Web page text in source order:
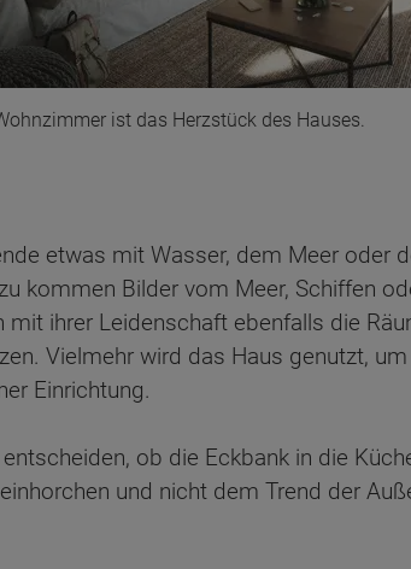
ist das Herzstück des Hauses.
etwas mit Wasser, dem Meer oder
kommen Bilder vom Meer, Schiffen
ihrer Leidenschaft ebenfalls die
Vielmehr wird das Haus genutzt,
Einrichtung.
ob die Eckbank in die
und nicht dem Trend der